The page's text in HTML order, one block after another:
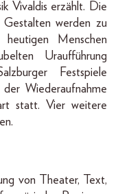
Vivaldis erzählt. Die
Gestalten werden zu
heutigen Menschen
Uraufführung
Festspiele
Wiederaufnahme
statt. Vier weitere
von Theater, Text,